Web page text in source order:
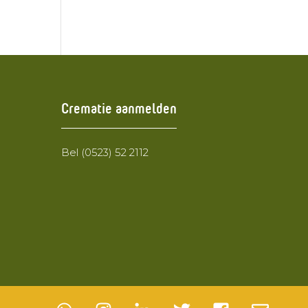
Crematie aanmelden
Bel (0523) 52 2112